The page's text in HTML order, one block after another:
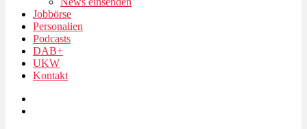
Jobbörse
Personalien
Podcasts
DAB+
UKW
Kontakt